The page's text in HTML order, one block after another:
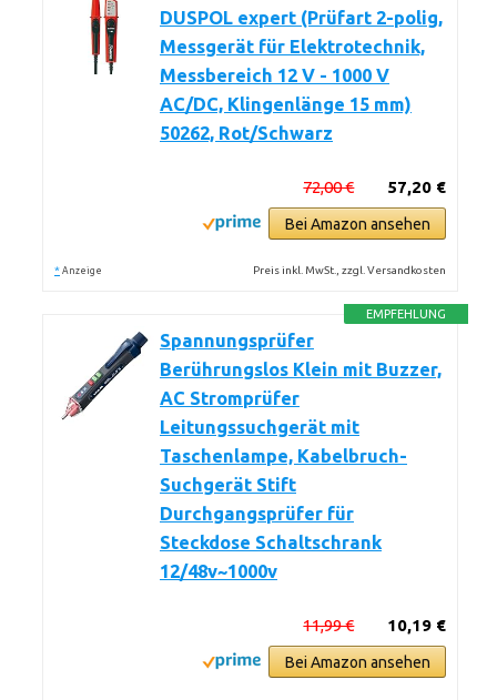
DUSPOL expert (Prüfart 2-polig,
Messgerät für Elektrotechnik,
Messbereich 12 V - 1000 V
AC/DC, Klingenlänge 15 mm)
50262, Rot/Schwarz
57,20 €
72,00 €
Bei Amazon ansehen
* Anzeige Preis inkl. MwSt., zzgl. Versandkosten
EMPFEHLUNG
Spannungsprüfer
Berührungslos Klein mit Buzzer,
AC Stromprüfer
Leitungssuchgerät mit
Taschenlampe, Kabelbruch-
Suchgerät Stift
Durchgangsprüfer für
Steckdose Schaltschrank
12/48v~1000v
10,19 €
11,99 €
Bei Amazon ansehen